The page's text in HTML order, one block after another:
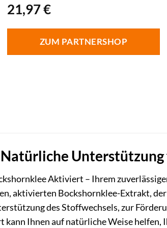
21,97€
ZUM PARTNERSHOP
Aktiviert – Ihrem
aktivierten Bockshornklee-Extrakt,
des Stoffwechsels, zur
Ihnen auf natürliche Weise helfen,